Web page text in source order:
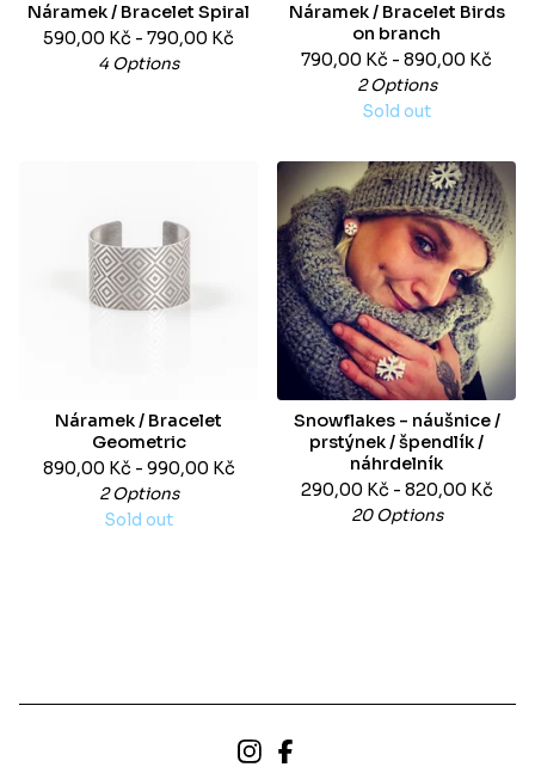
Náramek / Bracelet Spiral
590,00 Kč - 790,00 Kč
4 Options
Náramek / Bracelet Birds
on branch
790,00 Kč - 890,00 Kč
2 Options
Sold out
Náramek / Bracelet
Geometric
890,00 Kč - 990,00 Kč
2 Options
Sold out
Snowflakes - náušnice /
prstýnek / špendlík /
náhrdelník
290,00 Kč - 820,00 Kč
20 Options